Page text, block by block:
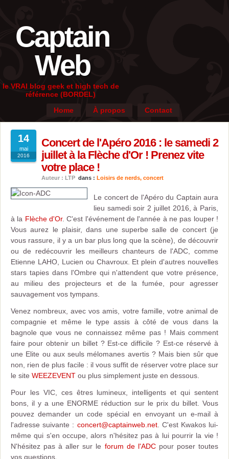
Captain
Web
le VRAI blog geek et high tech de
référence (BORDEL)
Home
À propos Contact
14
mai
2016
Concert de l'Apéro 2016 : le samedi 2
juillet à la Flèche d'Or ! Prenez vite
votre place !
Auteur : LTP dans : Loisirs de nerds, concert
Le concert de l'Apéro du Captain aura
lieu samedi soir 2 juillet 2016, à Paris,
à la Flèche d'Or. C'est l'événement de l'année à ne pas louper !
Vous aurez le plaisir, dans une superbe salle de concert (je
vous rassure, il y a un bar plus long que la scène), de découvrir
ou de redécouvrir les meilleurs chanteurs de l'ADC, comme
Etienne LAHO, Lucien ou Chavroux. Et plein d'autres nouvelles
stars tapies dans l'Ombre qui n'attendent que votre présence,
au milieu des projecteurs et de la fumée, pour agresser
sauvagement vos tympans.
Venez nombreux, avec vos amis, votre famille, votre animal de
compagnie et même le type assis à côté de vous dans la
bagnole que vous ne connaissez même pas ! Mais comment
faire pour obtenir un billet ? Est-ce difficile ? Est-ce réservé à
une Elite ou aux seuls mélomanes avertis ? Mais bien sûr que
non, rien de plus facile : il vous suffit de réserver votre place sur
le site WEEZEVENT ou plus simplement juste en dessous.
Pour les VIC, ces êtres lumineux, intelligents et qui sentent
bons, il y a une ENORME réduction sur le prix du billet. Vous
pouvez demander un code spécial en envoyant un e-mail à
l'adresse suivante : concert@captainweb.net. C'est Kwakos lui-
même qui s'en occupe, alors n'hésitez pas à lui pourrir la vie !
N'hésitez pas à aller sur le forum de l'ADCpour poser toutes
vos questions.